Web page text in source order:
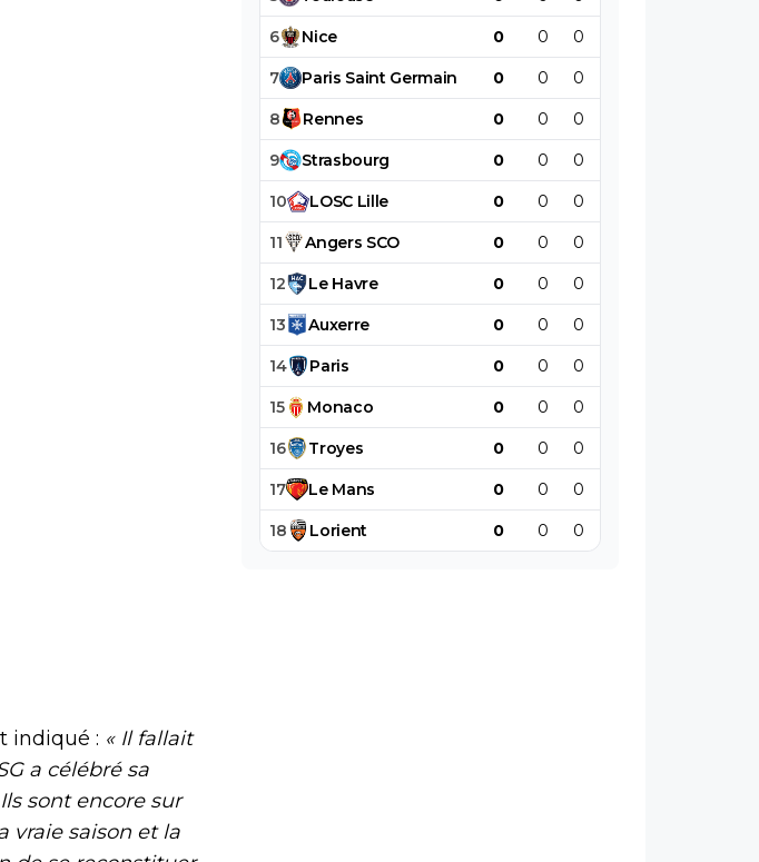
indiqué : « Il fallait
a célébré sa
sont encore sur
vraie saison et la
6 Nice 0 0 0
7 Paris Saint Germain 0 0 0
8 Rennes 0 0 0
9 Strasbourg 0 0 0
10 LOSC Lille 0 0 0
11 Angers SCO 0 0 0
12 Le Havre 0 0 0
13 Auxerre 0 0 0
14 Paris 0 0 0
15 Monaco 0 0 0
16 Troyes 0 0 0
17 Le Mans 0 0 0
18 Lorient 0 0 0